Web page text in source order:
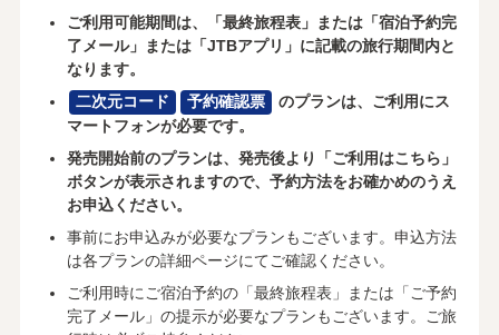
ご利用可能期間は、「最終旅程表」または「宿泊予約完
了メール」または「JTBアプリ」に記載の旅行期間内と
なります。
二次元コード
予約確認票
のプランは、ご利用にス
マートフォンが必要です。
発売開始前のプランは、発売後より「ご利用はこちら」
ボタンが表示されますので、予約方法をお確かめのうえ
お申込ください。
事前にお申込みが必要なプランもございます。申込方法
は各プランの詳細ページにてご確認ください。
ご利用時にご宿泊予約の「最終旅程表」または「ご予約
完了メール」の提示が必要なプランもございます。ご旅